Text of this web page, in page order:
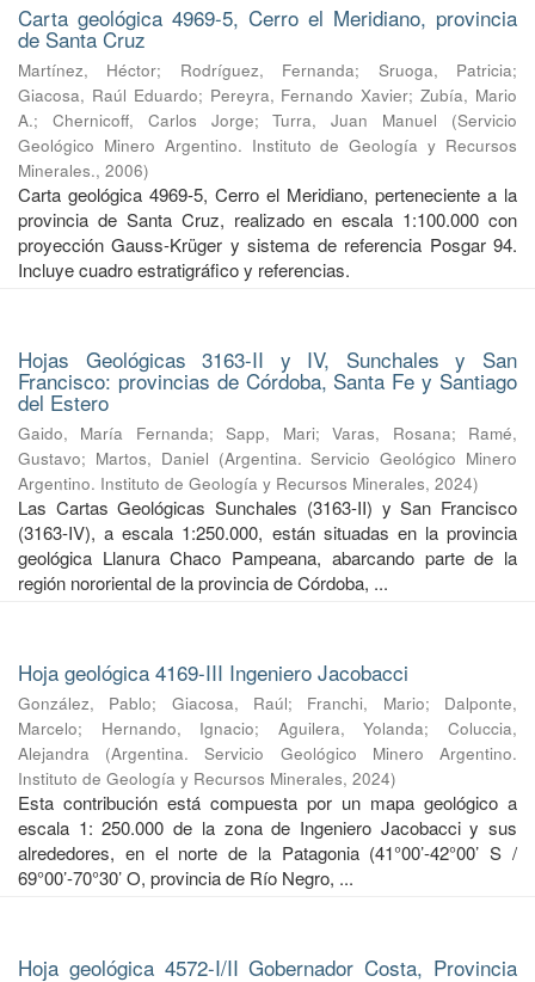
Carta geológica 4969-5, Cerro el Meridiano, provincia
de Santa Cruz
Martínez, Héctor; Rodríguez, Fernanda; Sruoga, Patricia;
Giacosa, Raúl Eduardo; Pereyra, Fernando Xavier;Zubía, Mario
A.; Chernicoff, Carlos Jorge;Turra, Juan Manuel (Servicio
Geológico Minero Argentino. Instituto de Geología y Recursos
Minerales., 2006)
Carta geológica 4969-5, Cerro el Meridiano, perteneciente a la
provincia de Santa Cruz, realizado en escala 1:100.000 con
proyección Gauss-Krüger y sistema de referencia Posgar 94.
Incluye cuadro estratigráfico y referencias.
Hojas Geológicas 3163-II y IV, Sunchales y San
Francisco: provincias de Córdoba, Santa Fe y Santiago
del Estero
Gaido, María Fernanda;Sapp, Mari;Varas, Rosana; Ramé,
Gustavo; Martos, Daniel (Argentina. Servicio Geológico Minero
Argentino. Instituto de Geología y Recursos Minerales, 2024)
Las Cartas Geológicas Sunchales (3163-II) y San Francisco
(3163-IV), a escala 1:250.000, están situadas en la provincia
geológica Llanura Chaco Pampeana, abarcando parte de la
región nororiental de la provincia de Córdoba, ...
Hoja geológica 4169-III Ingeniero Jacobacci
González, Pablo; Giacosa, Raúl; Franchi, Mario; Dalponte,
Marcelo; Hernando, Ignacio; Aguilera, Yolanda;Coluccia,
Alejandra
(Argentina. Servicio Geológico Minero Argentino.
Instituto de Geología y Recursos Minerales, 2024)
Esta contribución está compuesta por un mapa geológico a
escala 1: 250.000 de la zona de Ingeniero Jacobacci y sus
alrededores, en el norte de la Patagonia (41°00’-42°00’ S /
69°00’-70°30’ O, provincia de Río Negro, ...
Hoja geológica 4572-I/II Gobernador Costa, Provincia